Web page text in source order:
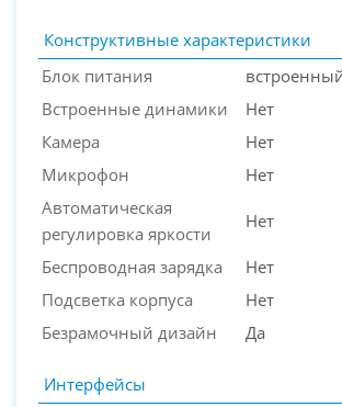
Конструктивные характеристики
Блок питания
Встроенные динамики
Нет
Камера
Нет
Микрофон
Нет
Автоматическая
регулировка яркости
Нет
Беспроводная зарядка
Нет
Подсветка корпуса
Нет
Безрамочный дизайн
Да
Интерфейсы